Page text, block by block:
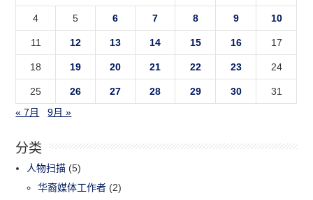
4 5 6 7 8 9 10
11 12 13 14 15 16 17
18 19 20 21 22 23 24
25 26 27 28 29 30
31
« 7月
9月 »
分类
人物扫描 (5)
华裔媒体工作者 (2)